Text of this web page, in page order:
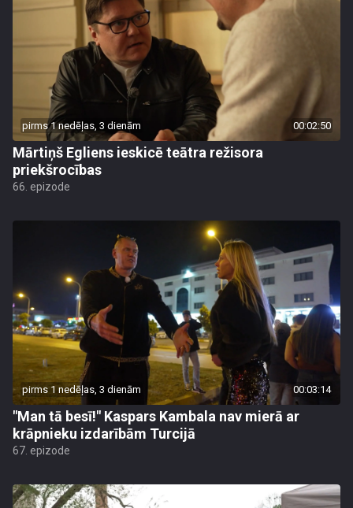
pirms 1 nedēļas, 3 dienām 00:02:50
Mārtiņš Egliens ieskicē teātra režisora
priekšrocības
66. epizode
pirms 1 nedēļas, 3 dienām 00:03:14
"Man tā besī!" Kaspars Kambala nav mierā ar
krāpnieku izdarībām Turcijā
67. epizode